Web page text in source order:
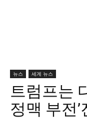
뉴스 세계 뉴스
트럼프는
정맥 부전